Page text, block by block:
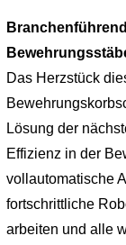
Das Herzstück
Lösung der
Effizienz in der
vollautomatische
fortschrittliche
arbeiten und alle